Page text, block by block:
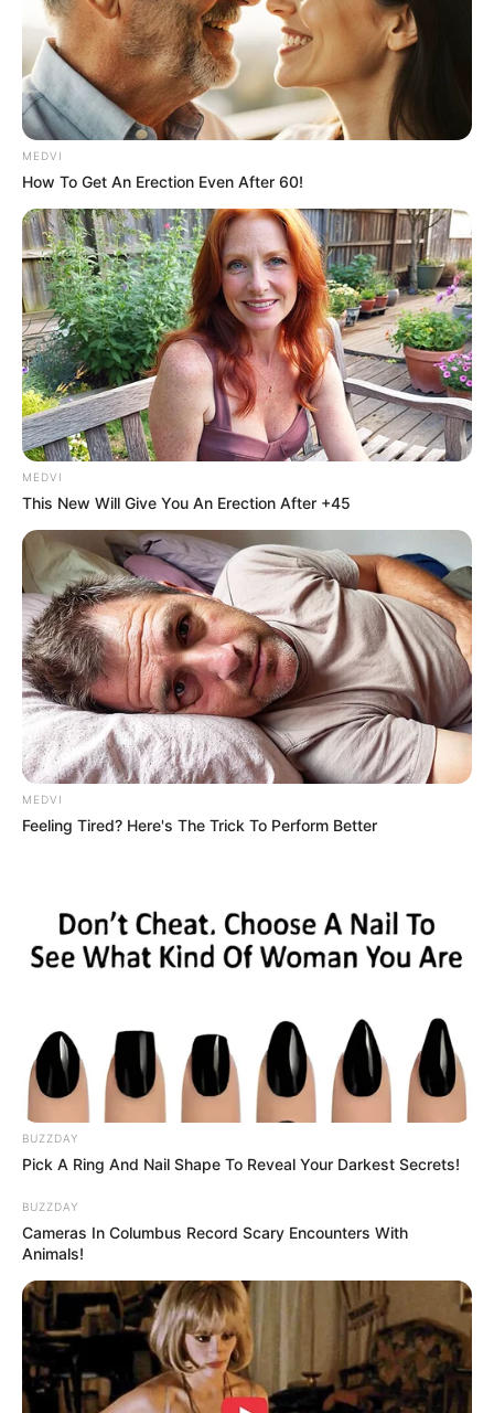
เรียบหรู ดูดี ที่ไหนมีคนวุ่นวาย เขาขอเซย์กู๊ดบาย แล้วนอน
เล่นเกมอยู่ที่บ้านดีกว่า นอกจากนั้นเขายังเป็นคนที่ชอบ
ศึกษาหาความรู้ หนุ่มเงียบขรึมที่กำลังอ่านหนังสืออยู่ใน
ห้องสมุด ก็มีแววว่าจะใช่เขาด้วยเหมือนกันนะ
how to get love
ก็ขี้อายซะขนาดนี้ ถ้าจะรอให้เขาเป็นฝ่ายบุก เห็นทีจะรอ
เก้อ เพราะฉะนั้นสาวๆ ต้องใจกล้า เป็นขาลุยเข้าไปเองเลย
แต่อย่ากระโตกกระตากนะจ๊ะ แค่ทำทีขอคำปรึกษาหรือ
เป็นเพื่อนกันไปก่อนเพราะถ้าเขาตกใจ อาจมีสิทธิ์วิ่งหนีไป
ได้ ก็หนุ่มวันนี้น่ะ เขาเทใจให้สาวน้อยแสนอ่อนหวาน
เท่านั้นนี่นา
ดวง ดูดวง ดูดวงความรัก ดูดวงไพ่
อิสฺวาสุ
เชื่อในสิ่งที่เฮ็ด เฮ็ดในสิ่งที่เชื่อ
เนื้อหาที่ได้รับการโปรโมต
She Took Her Love For Horses To A Whole New Level
BRAINBERRIES
MEDVI
How To Get An Erection Even After 60!
MEDVI
This New Will Give You An Erection After +45
MEDVI
Feeling Tired? Here's The Trick To Perform Better
BUZZDAY
Pick A Ring And Nail Shape To Reveal Your Darkest Secrets!
BUZZDAY
Cameras In Columbus Record Scary Encounters With
Animals!